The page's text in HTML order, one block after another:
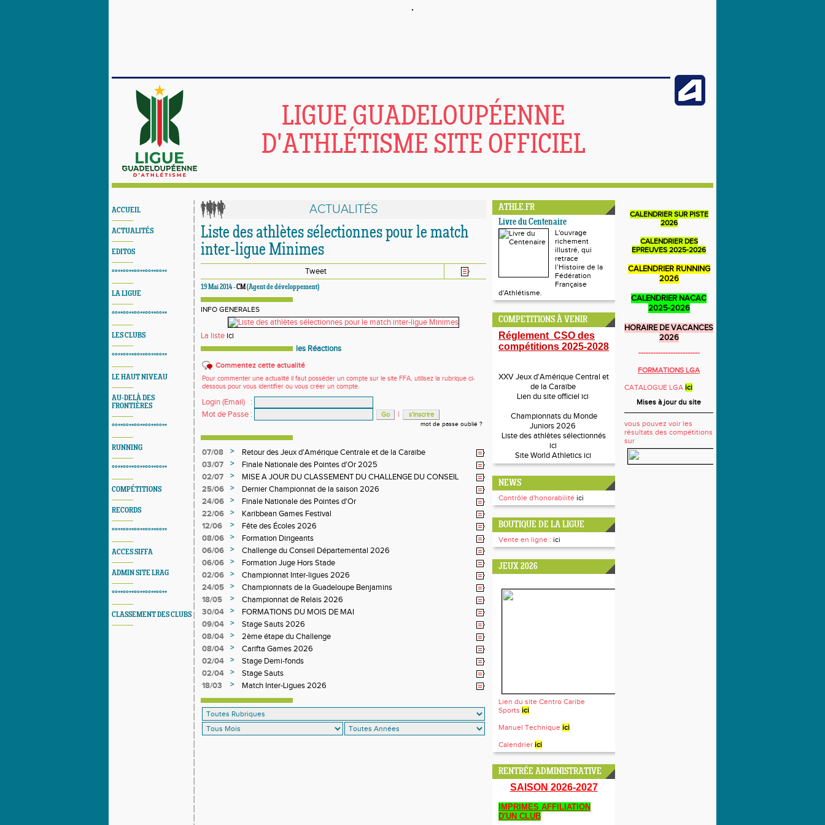
LIGUE GUADELOUPÉENNE
D'ATHLÉTISME SITE OFFICIEL
ACCUEIL
ACTUALITÉS
EDITOS
°°**°°**°°**°°**°°**
LA LIGUE
°°**°°**°°**°°**°°**
LES CLUBS
°°**°°**°°**°°**°°**
LE HAUT NIVEAU
AU-DELÀ DES
FRONTIÈRES
°°**°°**°°**°°**°°**
RUNNING
°°**°°**°°**°°**°°**
COMPÉTITIONS
RECORDS
°°**°°**°°**°°**°°**
ACCES SIFFA
ADMIN SITE LRAG
°°**°°**°°**°°**°°**
CLASSEMENT DES CLUBS
ACTUALITÉS
Liste des athlètes sélectionnes pour le match
inter-ligue Minimes
Tweet
19 Mai 2014 -CM(Agent de développement)
INFO GENERALES
La liste ici
les Réactions
Commentez cette actualité
Pour commenter une actualité il faut posséder un compte sur le site FFA, utilisez la rubrique ci-
dessous pour vous identifier ou vous créer un compte.
Login (Email)
:
Mot de Passe : |
mot de passe oublié ?
07/08 >
Retour des Jeux d'Amérique Centrale et de la Caraïbe
03/07
>
Finale Nationale des Pointes d'Or 2025
02/07
>
MISE A JOUR DU CLASSEMENT DU CHALLENGE DU CONSEIL
DEPARTEMENTAL
25/06 >
Dernier Championnat de la saison 2026
24/06
>
Finale Nationale des Pointes d'Or
22/06
>
Karibbean Games Festival
12/06
>
Fête des Écoles 2026
08/06
>
Formation Dirigeants
06/06
>
Challenge du Conseil Départemental 2026
06/06
>
Formation Juge Hors Stade
02/06
>
Championnat Inter-ligues 2026
24/05
>
Championnats de la Guadeloupe Benjamins
18/05
>
Championnat de Relais 2026
30/04
>
FORMATIONS DU MOIS DE MAI
09/04
>
Stage Sauts 2026
08/04
>
2ème étape du Challenge
08/04
>
Carifta Games 2026
02/04
>
Stage Demi-fonds
02/04
>
Stage Sauts
18/03
> Match Inter-Ligues 2026
ATHLE.FR
Livre du Centenaire
L'ouvrage
richement
illustré, qui
retrace
l’Histoire de la
Fédération
Française
d'Athlétisme.
COMPETITIONS À VENIR
Réglement CSO des
compétitions 2025-2028
XXV Jeux d'Amérique Central et
de la Caraïbe
Lien du site officiel ici
Championnats du Monde
Juniors 2026
Liste des athlètes sélectionnés
ici
Site World Athletics ici
NEWS
Contrôle d'honorabilité ici
BOUTIQUE DE LA LIGUE
Vente en ligne : ici
JEUX 2026
Lien du site Centro Caribe
Sports ici
Manuel Technique ici
Calendrier ici
RENTRÉE ADMINISTRATIVE
SAISON 2026-2027
IMPRIMES AFFILIATION
D'UN CLUB
CALENDRIER SUR PISTE
2026
CALENDRIER DES
EPREUVES 2025-2026
CALENDRIER RUNNING
2026
CALENDRIER NACAC
2025-2026
HORAIRE DE VACANCES
2026
-------------------------
FORMATIONS LGA
CATALOGUE LGA ici
Mises à jour du site
vous pouvez voir les
résultats des compétitions
sur